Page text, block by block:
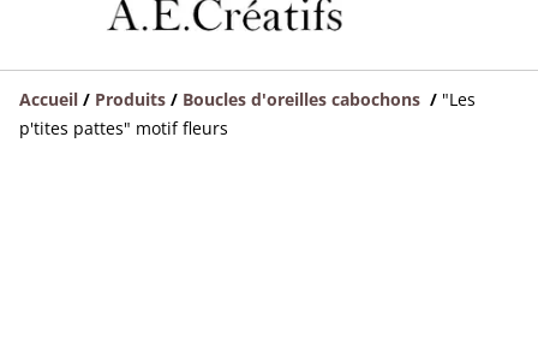
Accueil / Produits / Boucles d'oreilles cabochons / "Les
p'tites pattes" motif fleurs